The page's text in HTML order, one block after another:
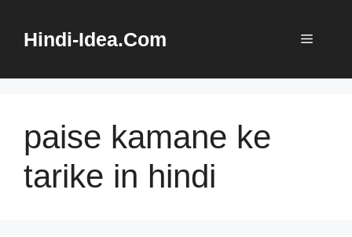
contentHindi-Idea.Com Menu
paise kamane ke
tarike in hindi